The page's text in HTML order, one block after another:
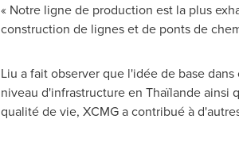
« Notre ligne de production est la plus
construction de lignes et de ponts de
Liu a fait observer que l'idée de base
niveau d'infrastructure en Thaïlande ainsi
qualité de vie, XCMG a contribué à